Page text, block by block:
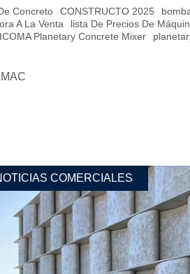
Concreto CONSTRUCTO 2025
A La Venta Lista De Precios De
Planetary Concrete Mixer
COMERCIALES